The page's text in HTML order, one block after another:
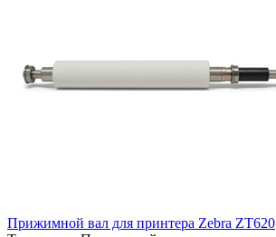
Прижимной вал для принтера Zebra ZT620